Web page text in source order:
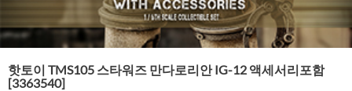
핫토이 TMS105 스타워즈 만다로리안 IG-12 액세서리포함
[3363540]